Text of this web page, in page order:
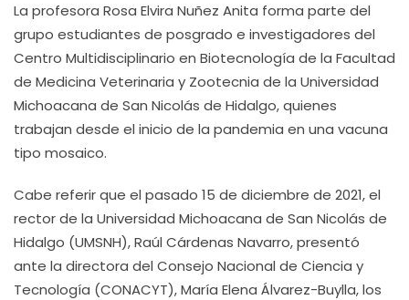
La profesora Rosa Elvira Nuñez Anita forma parte del
grupo estudiantes de posgrado e investigadores del
Centro Multidisciplinario en Biotecnología de la Facultad
de Medicina Veterinaria y Zootecnia de la Universidad
Michoacana de San Nicolás de Hidalgo, quienes
trabajan desde el inicio de la pandemia en una vacuna
tipo mosaico.
Cabe referir que el pasado 15 de diciembre de 2021, el
rector de la Universidad Michoacana de San Nicolás de
Hidalgo (UMSNH), Raúl Cárdenas Navarro, presentó
ante la directora del Consejo Nacional de Ciencia y
Tecnología (CONACYT), María Elena Álvarez-Buylla, los